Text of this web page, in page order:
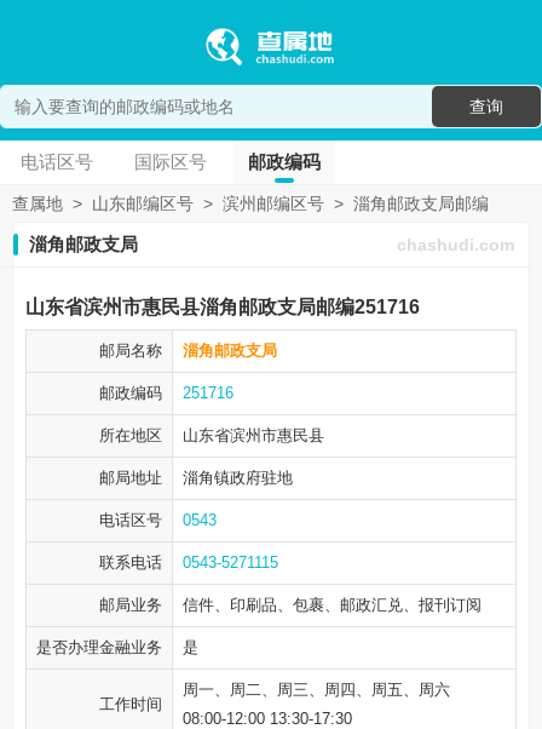
查询
电话区号 国际区号 邮政编码
查属地 > 山东邮编区号 > 滨州邮编区号 > 淄角邮政支局邮编
淄角邮政支局 chashudi.com
山东省滨州市惠民县淄角邮政支局邮编251716
邮局名称 淄角邮政支局
邮政编码 251716
所在地区 山东省滨州市惠民县
邮局地址 淄角镇政府驻地
电话区号 0543
联系电话 0543-5271115
邮局业务 信件、印刷品、包裹、邮政汇兑、报刊订阅
是否办理金融业务 是
工作时间
周一、周二、周三、周四、周五、周六
08:00-12:00 13:30-17:30